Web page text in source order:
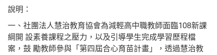
說明：
一、社團法人慧治教育協會為減輕高中職教師面臨108新課
綱開 設素養課程之壓力，以及引導學生完成學習歷程檔
案，鼓 勵教師參與「第四屆合心育苗計畫」，透過慧治教